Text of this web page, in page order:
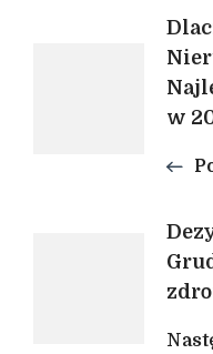
wpisu
w